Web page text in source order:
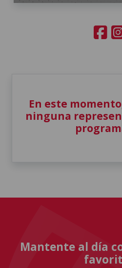
En este
ninguna
Mantente al día